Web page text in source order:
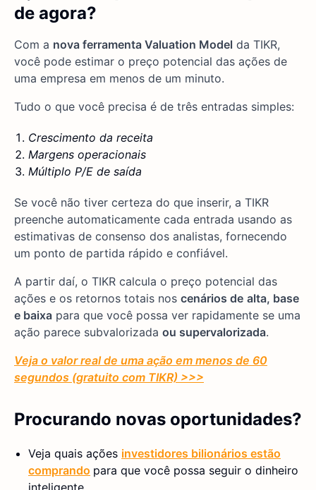
de agora?
Com a nova ferramenta Valuation Model da TIKR,
você pode estimar o preço potencial das ações de
uma empresa em menos de um minuto.
Tudo o que você precisa é de três entradas simples:
Crescimento da receita
Margens operacionais
Múltiplo P/E de saída
Se você não tiver certeza do que inserir, a TIKR
preenche automaticamente cada entrada usando as
estimativas de consenso dos analistas, fornecendo
um ponto de partida rápido e confiável.
A partir daí, o TIKR calcula o preço potencial das
ações e os retornos totais nos cenários de alta, base
e baixa para que você possa ver rapidamente se uma
ação parece subvalorizada ou supervalorizada.
Veja o valor real de uma ação em menos de 60
segundos (gratuito com TIKR) >>>
Procurando novas oportunidades?
Veja quais ações investidores bilionários estão
comprando para que você possa seguir o dinheiro